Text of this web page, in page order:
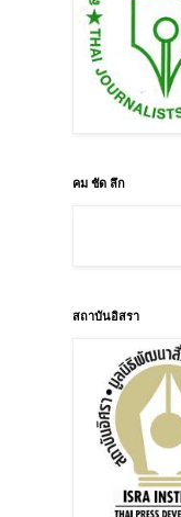
คม ชัด ลึก
สถาบันอิสรา